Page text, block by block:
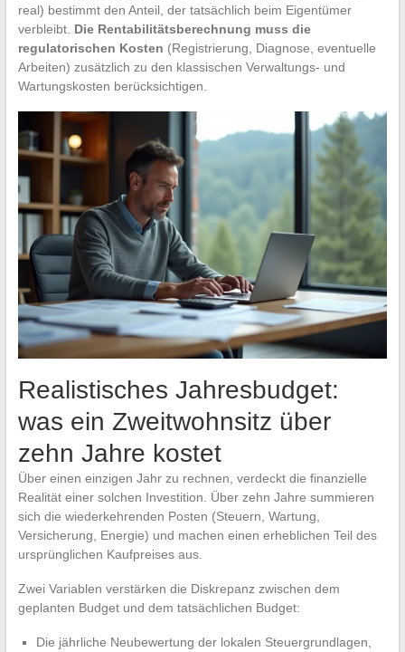
real) bestimmt den Anteil, der tatsächlich beim Eigentümer
verbleibt. Die Rentabilitätsberechnung muss die
regulatorischen Kosten (Registrierung, Diagnose, eventuelle
Arbeiten) zusätzlich zu den klassischen Verwaltungs- und
Wartungskosten berücksichtigen.
Realistisches Jahresbudget:
was ein Zweitwohnsitz über
zehn Jahre kostet
Über einen einzigen Jahr zu rechnen, verdeckt die finanzielle
Realität einer solchen Investition. Über zehn Jahre summieren
sich die wiederkehrenden Posten (Steuern, Wartung,
Versicherung, Energie) und machen einen erheblichen Teil des
ursprünglichen Kaufpreises aus.
Zwei Variablen verstärken die Diskrepanz zwischen dem
geplanten Budget und dem tatsächlichen Budget:
Die jährliche Neubewertung der lokalen Steuergrundlagen,